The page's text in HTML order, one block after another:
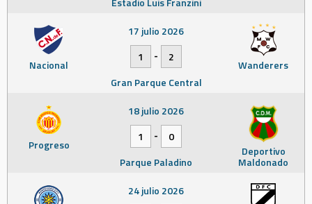
Nacional Wanderers
17 julio 2026
1
-
2
Gran Parque Central
Progreso Deportivo
Maldonado
18 julio 2026
1
-
0
Parque Paladino
24 julio 2026